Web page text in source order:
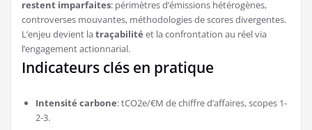
restent imparfaites: périmètres d’émissions hétérogènes,
controverses mouvantes, méthodologies de scores divergentes.
L’enjeu devient latraçabilité et la confrontation au réel via
l’engagement actionnarial.
Indicateurs clés en pratique
Intensité carbone: tCO2e/€M de chiffre d’affaires, scopes 1-
2-3.